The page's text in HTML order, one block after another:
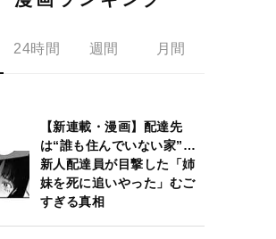
24時間 週間 月間
【新連載・漫画】配達先
は“誰も住んでいない家”…
新人配達員が目撃した「姉
妹を死に追いやった」むご
すぎる真相